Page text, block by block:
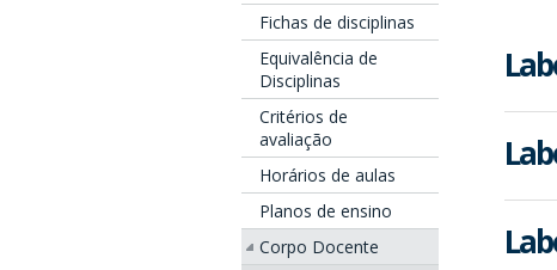
Fichas de disciplinas
Equivalência de
Disciplinas
Critérios de
avaliação
Horários de aulas
Planos de ensino
Corpo Docente